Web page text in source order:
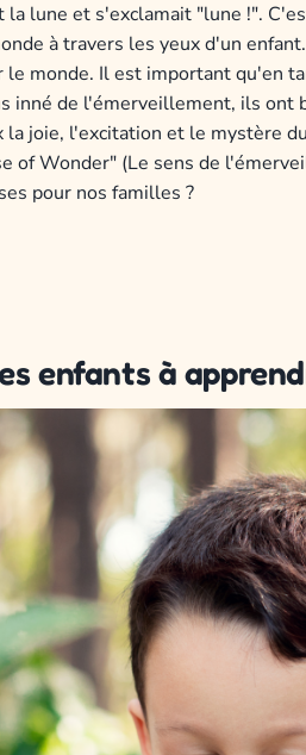
lune et s'exclamait "lune !".
à travers les yeux d'un
monde. Il est important qu'en
inné de l'émerveillement, ils ont
joie, l'excitation et le mystère
of Wonder" (Le sens de
pour nos familles ?
enfants à